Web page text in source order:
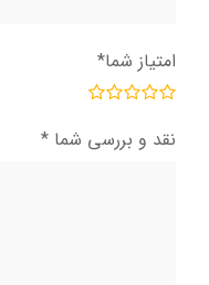
امتیاز شما*
نقد و بررسی شما *